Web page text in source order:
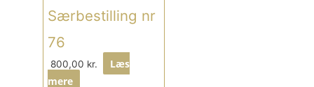
Særbestilling nr
76
800,00 kr.
Læs
mere